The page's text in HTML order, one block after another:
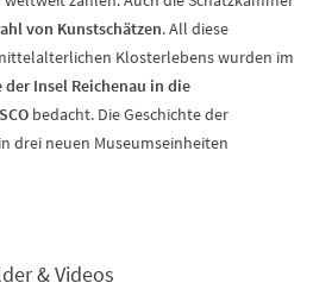
von Kunstschätzen. All diese
Klosterlebens wurden im
der Insel Reichenau in die
bedacht. Die Geschichte der
drei neuen Museumseinheiten
& Videos